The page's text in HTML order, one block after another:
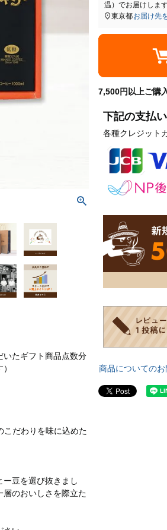
いたギフト商品点数分
こだわりを味に込めた
豆を選び抜きまし
のおいしさを際立た
温） でお届けします
東京都お届け先
7,500円以上ご購
下記の支払
各種クレジット
商品についての